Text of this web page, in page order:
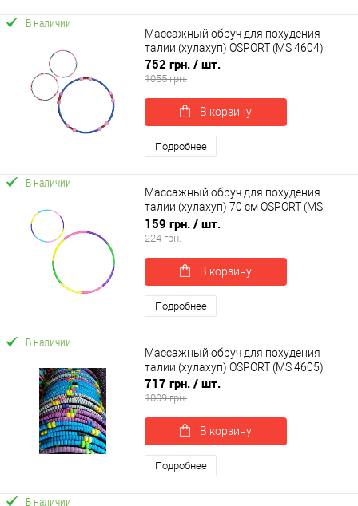
В наличии
Массажный обруч для похудения
талии (хулахуп) OSPORT (MS 4604)
752 грн. / шт.
1055 грн.
В корзину
Подробнее
В наличии
Массажный обруч для похудения
талии (хулахуп) 70 см OSPORT (MS
4660)
159 грн. / шт.
224 грн.
В корзину
Подробнее
В наличии
Массажный обруч для похудения
талии (хулахуп) OSPORT (MS 4605)
717 грн. / шт.
1009 грн.
В корзину
Подробнее
В наличии